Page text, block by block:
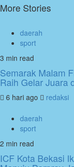
More Stories
daerah
sport
3 min read
Semarak Malam
Raih Gelar Juara
6 hari ago redaksi
daerah
sport
2 min read
ICF Kota Bekasi